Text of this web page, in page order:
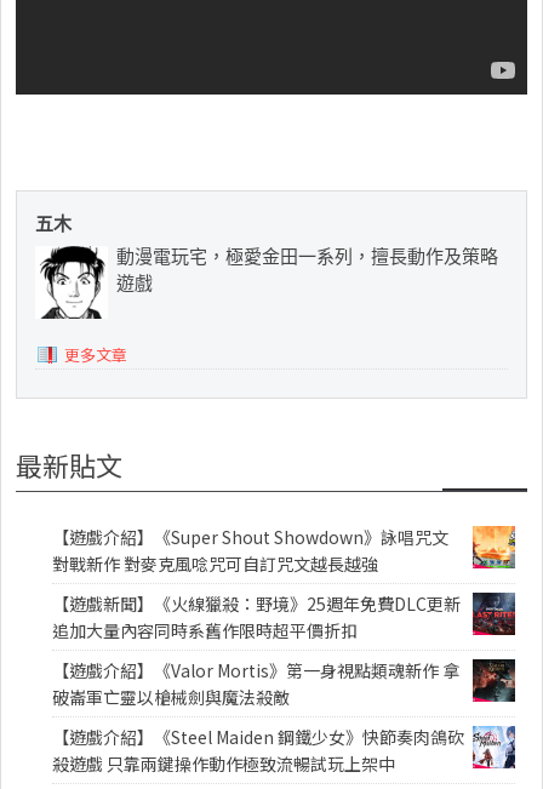
五木
動漫電玩宅，極愛金田一系列，擅長動作及策略
遊戲
更多文章
最新貼文
【遊戲介紹】《Super Shout Showdown》詠唱咒文
對戰新作 對麥克風唸咒可自訂咒文越長越強
【遊戲新聞】《火線獵殺：野境》25週年免費DLC更新
追加大量內容同時系舊作限時超平價折扣
【遊戲介紹】《Valor Mortis》第一身視點類魂新作 拿
破崙軍亡靈以槍械劍與魔法殺敵
【遊戲介紹】《Steel Maiden 鋼鐵少女》快節奏肉鴿砍
殺遊戲 只靠兩鍵操作動作極致流暢試玩上架中